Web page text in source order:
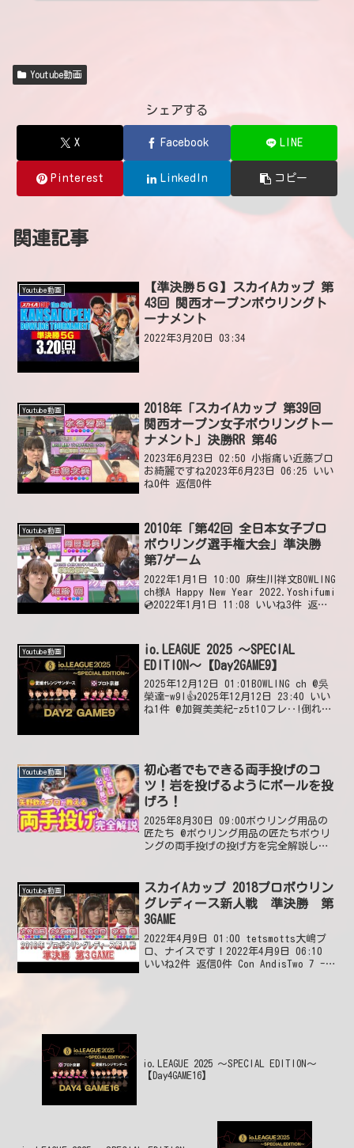
Youtube動画
シェアする
X Facebook LINE
Pinterest LinkedIn コピー
関連記事
Youtube動画
【準決勝５Ｇ】スカイAカップ 第
43回 関西オープンボウリングト
ーナメント
2022年3月20日 03:34
Youtube動画
2018年「スカイAカップ 第39回
関西オープン女子ボウリングトー
ナメント」決勝RR 第4G
2023年6月23日 02:50 小指痛い近藤プロ
お綺麗ですね2023年6月23日 06:25 いい
ね0件 返信0件
Youtube動画
2010年「第42回 全日本女子プロ
ボウリング選手権大会」準決勝
第7ゲーム
2022年1月1日 10:00 麻生川祥文BOWLING
ch様A Happy New Year 2022.Yoshifumi
💿2022年1月1日 11:08 いいね3件 返信0
Youtube動画
io.LEAGUE 2025 ～SPECIAL
EDITION～【Day2GAME9】
2025年12月12日 01:01BOWLING ch @吳
榮達-w9l👍2025年12月12日 23:40 いい
ね1件 @加賀美美紀-z5t10フレ‥!倒れな
Youtube動画
初心者でもできる両手投げのコ
ツ！岩を投げるようにボールを投
げろ！
2025年8月30日 09:00ボウリング用品の
匠たち @ボウリング用品の匠たちボウリ
ングの両手投げの投げ方を完全解説して
教えてください😆2025年8月30日
09:3...
Youtube動画
スカイAカップ 2018プロボウリン
グレディース新人戦 準決勝 第
3GAME
2022年4月9日 01:00 tetsmotts大嶋プ
ロ、ナイスです！2022年4月9日 06:10
いいね2件 返信0件 Con AndisTwo 7 -
io.LEAGUE 2025 ～SPECIAL EDITION～
【Day4GAME16】